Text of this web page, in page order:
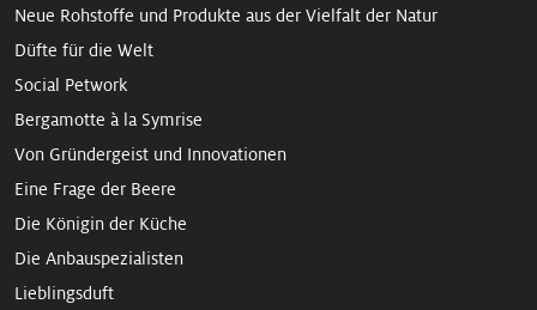
Neue Rohstoffe und Produkte aus der Vielfalt der Natur
Düfte für die Welt
Social Petwork
Bergamotte à la Symrise
Von Gründergeist und Innovationen
Eine Frage der Beere
Die Königin der Küche
Die Anbauspezialisten
Lieblingsduft